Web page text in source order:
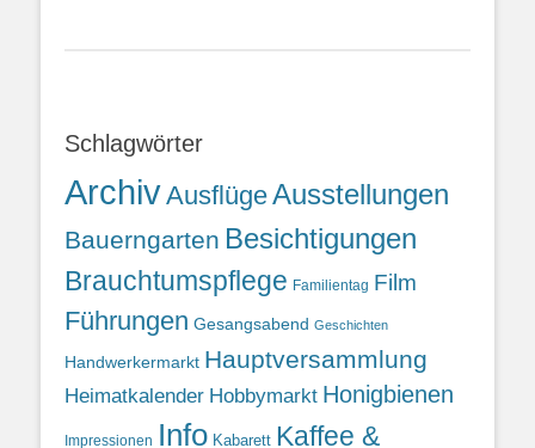
Schlagwörter
ArchivAusflügeAusstellungen
Bauerngarten Besichtigungen
Brauchtumspflege Familientag Film
Führungen Gesangsabend Geschichten
Handwerkermarkt Hauptversammlung
Heimatkalender Hobbymarkt Honigbienen
Impressionen Info Kabarett Kaffee &